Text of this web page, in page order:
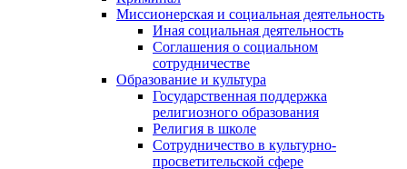
Миссионерская и социальная деятельность
Иная социальная деятельность
Соглашения о социальном
сотрудничестве
Образование и культура
Государственная поддержка
религиозного образования
Религия в школе
Сотрудничество в культурно-
просветительской сфере